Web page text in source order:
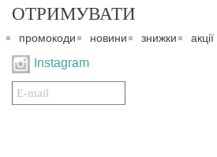
ОТРИМУВАТИ
промокоди новини знижки акції
Instagram
Подписаться
на